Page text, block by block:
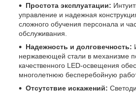
Простота эксплуатации:
управление и надежная
сложного обучения персонала и
обслуживания.
Надежность и долговечность:
нержавеющей стали в механизме
качественного LED-освещения
многолетнюю бесперебойную
Отсутствие искажений: